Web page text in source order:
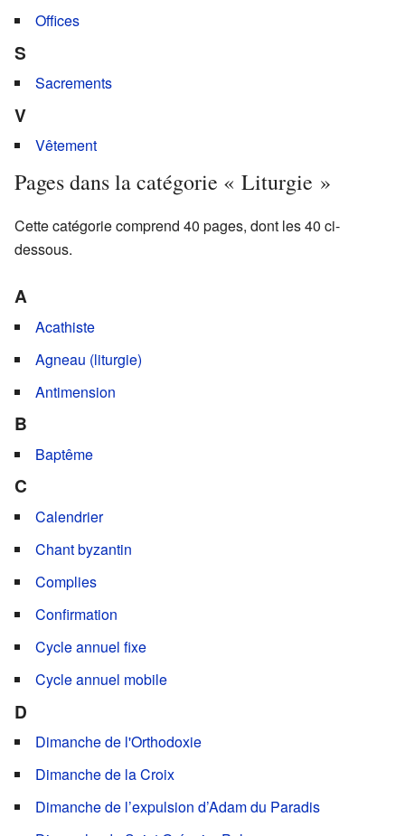
Offices
S
Sacrements
V
Vêtement
Pages dans la catégorie « Liturgie »
Cette catégorie comprend 40 pages, dont les 40 ci-
dessous.
A
Acathiste
Agneau (liturgie)
Antimension
B
Baptême
C
Calendrier
Chant byzantin
Complies
Confirmation
Cycle annuel fixe
Cycle annuel mobile
D
Dimanche de l'Orthodoxie
Dimanche de la Croix
Dimanche de l’expulsion d’Adam du Paradis